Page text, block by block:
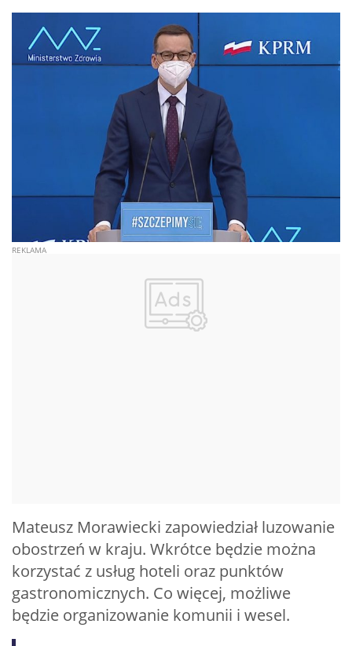
Mateusz Morawiecki zapowiedział luzowanie
obostrzeń w kraju. Wkrótce będzie można
korzystać z usług hoteli oraz punktów
gastronomicznych. Co więcej, możliwe
będzie organizowanie komunii i wesel.